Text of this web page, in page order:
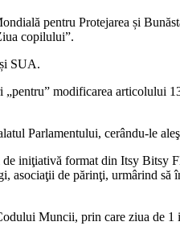
pentru Protejarea și
copilului”.
SUA.
modificarea articolului
Parlamentului, cerându-le
de iniţiativă format din Itsy
de părinţi, urmârind să
Muncii, prin care ziua de